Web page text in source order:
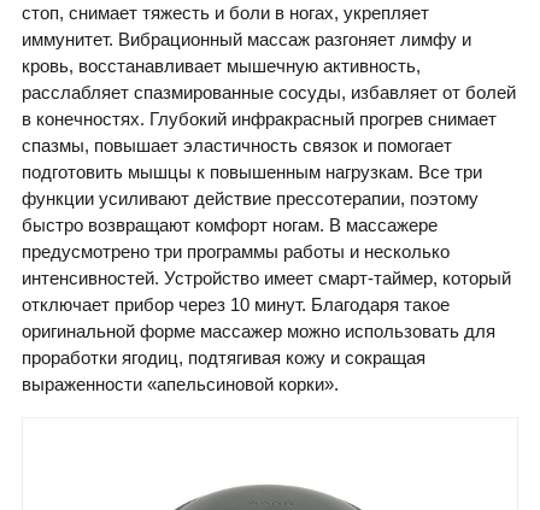
стоп, снимает тяжесть и боли в ногах, укрепляет
иммунитет. Вибрационный массаж разгоняет лимфу и
кровь, восстанавливает мышечную активность,
расслабляет спазмированные сосуды, избавляет от болей
в конечностях. Глубокий инфракрасный прогрев снимает
спазмы, повышает эластичность связок и помогает
подготовить мышцы к повышенным нагрузкам. Все три
функции усиливают действие прессотерапии, поэтому
быстро возвращают комфорт ногам. В массажере
предусмотрено три программы работы и несколько
интенсивностей. Устройство имеет смарт-таймер, который
отключает прибор через 10 минут. Благодаря такое
оригинальной форме массажер можно использовать для
проработки ягодиц, подтягивая кожу и сокращая
выраженности «апельсиновой корки».